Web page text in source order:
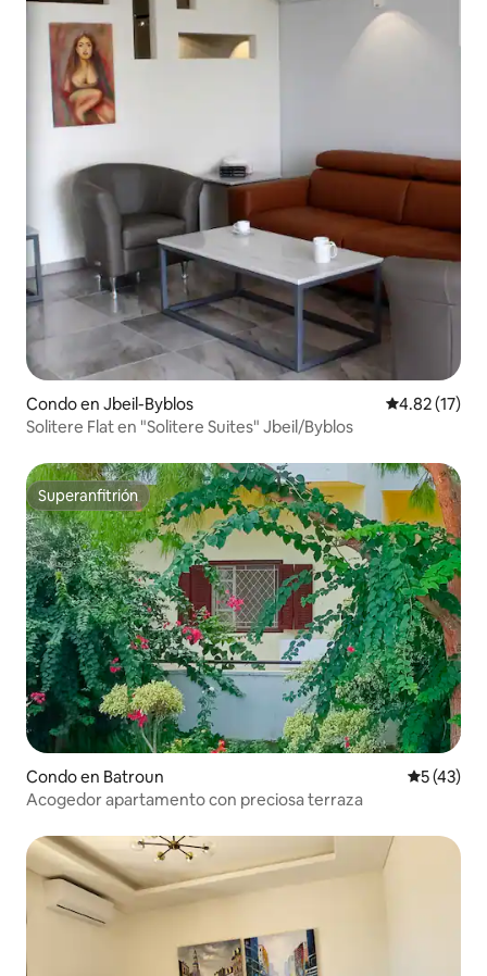
Condo en Jbeil-Byblos Calificación
4.82 (17)
Solitere Flat en "Solitere Suites" Jbeil/Byblos
Superanfitrión
Superanfitrión
Condo en Batroun
5 (43)
Acogedor apartamento con preciosa terraza